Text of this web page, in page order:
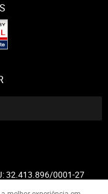
32.413.896/0001-27